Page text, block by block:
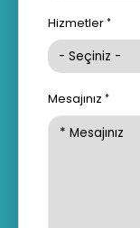
Hizmetler
Mesajınız